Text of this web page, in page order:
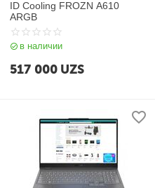
ID Cooling FROZN A610
ARGB
в наличии
517 000 UZS